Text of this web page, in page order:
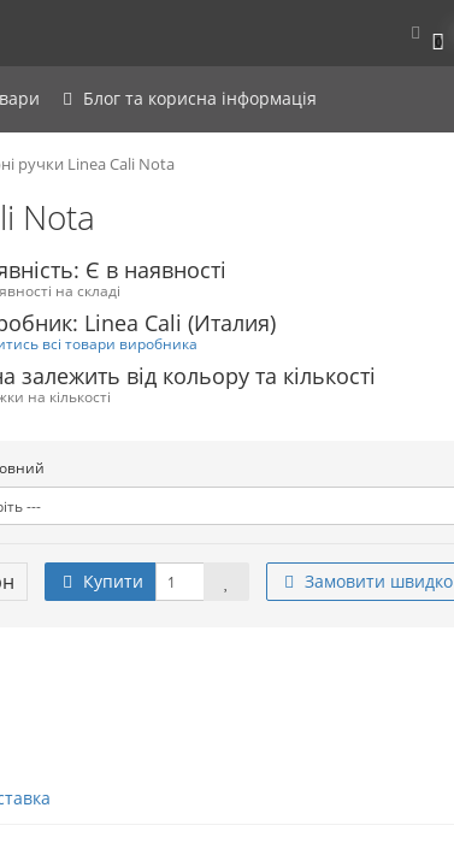
0
Блог та корисна інформація
ручки Linea Cali Nota
Nota
Є в наявності
на складі
Linea Cali (Италия)
всі товари виробника
залежить від кольору та кількості
на кількості
Купити Замовити швидко